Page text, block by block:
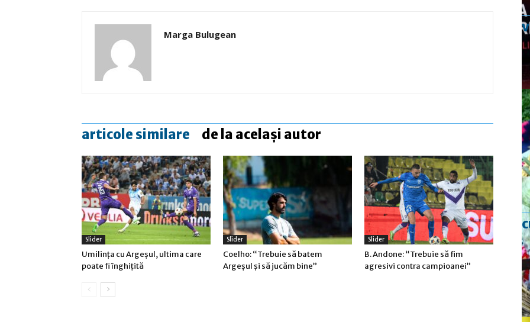
Marga Bulugean
articole similare de la același autor
Slider
Umilinţa cu Argeşul, ultima care
poate fi înghiţită
Slider
Coelho: “Trebuie să batem
Argeşul şi să jucăm bine”
Slider
B. Andone: “Trebuie să fim
agresivi contra campioanei”